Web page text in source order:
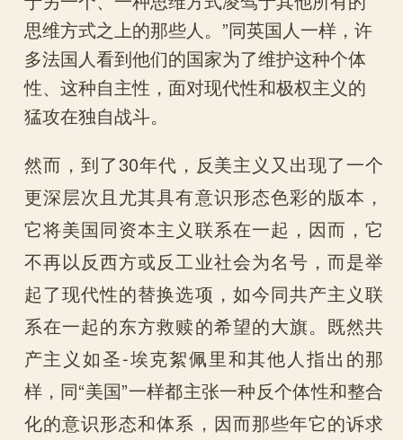
思维方式之上的那些人。”同英国人一样，许
多法国人看到他们的国家为了维护这种个体
性、这种自主性，面对现代性和极权主义的
猛攻在独自战斗。
然而，到了30年代，反美主义又出现了一个
更深层次且尤其具有意识形态色彩的版本，
它将美国同资本主义联系在一起，因而，它
不再以反西方或反工业社会为名号，而是举
起了现代性的替换选项，如今同共产主义联
系在一起的东方救赎的希望的大旗。既然共
产主义如圣-埃克絮佩里和其他人指出的那
样，同“美国”一样都主张一种反个体性和整合
化的意识形态和体系，因而那些年它的诉求